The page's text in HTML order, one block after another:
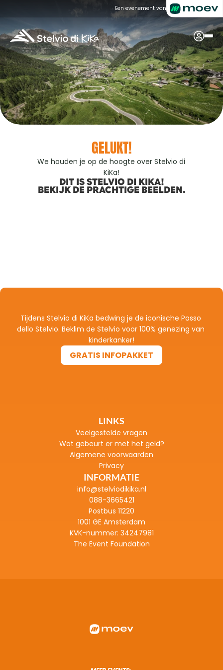
Een evenement van
GELUKT!
We houden je op de hoogte over Stelvio di
KiKa!
DIT IS STELVIO DI KIKA!
BEKIJK DE PRACHTIGE BEELDEN.
Tijdens Stelvio di KiKa bedwing je de iconische Passo
dello Stelvio. Beklim de Stelvio voor 100% genezing van
kinderkanker!
GRATIS INFOPAKKET
LINKS
Veelgestelde vragen
Wat gebeurt er met het geld?
Algemene voorwaarden
Privacy
INFORMATIE
info@stelviodikika.nl
088-3665421
Postbus 11220
1001 GE Amsterdam
KVK-nummer: 34247981
The Event Foundation